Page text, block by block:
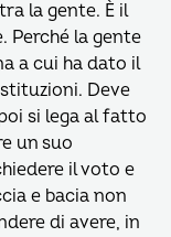
la gente. È il
Perché la gente
a cui ha dato il
Deve
si lega al fatto
un suo
il voto e
e bacia non
di avere, in